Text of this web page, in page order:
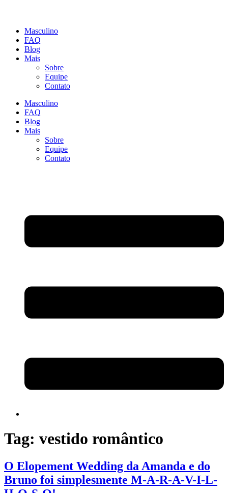
Masculino
FAQ
Blog
Mais
Sobre
Equipe
Contato
Masculino
FAQ
Blog
Mais
Sobre
Equipe
Contato
Tag: vestido romântico
O Elopement Wedding da Amanda e do
Bruno foi simplesmente M-A-R-A-V-I-L-